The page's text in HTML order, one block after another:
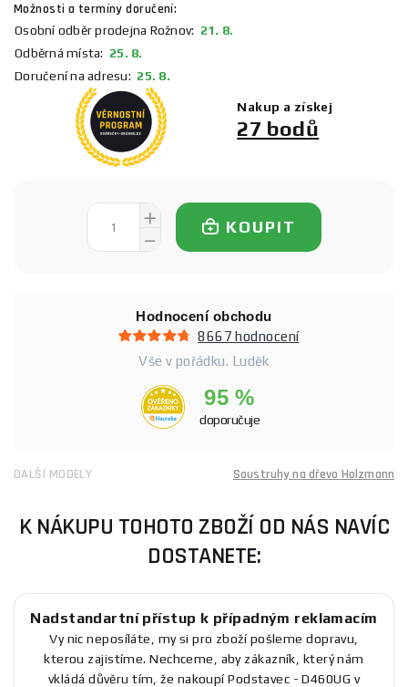
Možnosti a termíny doručení:
Osobní odběr prodejna Rožnov: 21. 8.
Odběrná místa: 25. 8.
Doručení na adresu: 25. 8.
Nakup a získej
27 bodů
KOUPIT
Hodnocení obchodu
8667 hodnocení
Vše v pořádku. Luděk
95 %
doporučuje
DALŠÍ MODELY Soustruhy na dřevo Holzmann
K NÁKUPU TOHOTO ZBOŽÍ OD NÁS NAVÍC
DOSTANETE:
Nadstandartní přístup k případným reklamacím
Vy nic neposíláte, my si pro zboží pošleme dopravu,
kterou zajistíme. Nechceme, aby zákazník, který nám
vkládá důvěru tím, že nakoupí Podstavec - D460UG v